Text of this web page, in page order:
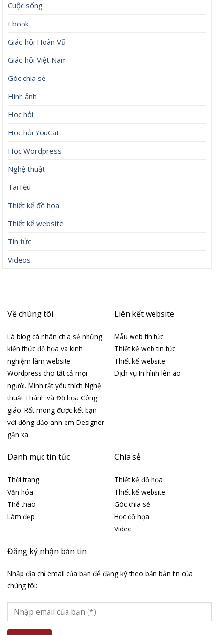
Cuộc sống
Ebook
Giáo hội Hoàn Vũ
Giáo hội Việt Nam
Góc chia sẻ
Hình ảnh
Học hỏi
Học hỏi YouCat
Học Wordpress
Nghệ thuật
Tài liệu
Thiết kế đồ họa
Thiết kế website
Tin tức
Videos
Về chúng tôi
Là blog cá nhân chia sẻ những
kiến thức đồ họa và kinh
nghiệm làm website
Wordpress cho tất cả mọi
người. Mình rất yêu thích Nghệ
thuật Thánh và Đồ họa Công
giáo. Rất mong được kết bạn
với đông đảo anh em Designer
gần xa.
Liên kết website
Mẫu web tin tức
Thiết kế web tin tức
Thiết kế website
Dịch vụ In hình lên áo
Danh mục tin tức
Thời trang
Văn hóa
Thể thao
Làm đẹp
Chia sẻ
Thiết kế đồ họa
Thiết kế website
Góc chia sẻ
Học đồ họa
Video
Đăng ký nhận bản tin
Nhập địa chỉ email của bạn để đăng ký theo bản bản tin của
chúng tôi: